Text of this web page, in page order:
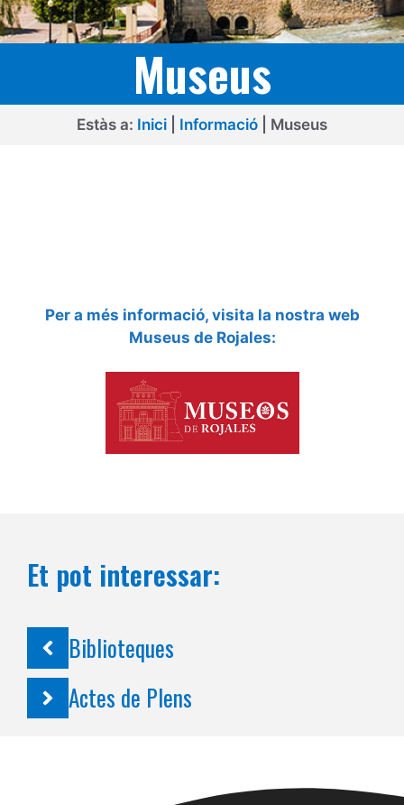
Museus
Estàs a: Inici Informació Museus
Per a més informació, visita la nostra web
Museus de Rojales:
Et pot interessar:
Biblioteques
Actes de Plens